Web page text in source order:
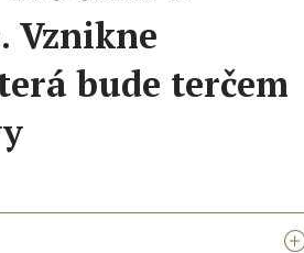
Vznikne
bude terčem